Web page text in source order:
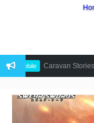
Mobile Caravan Stories เก